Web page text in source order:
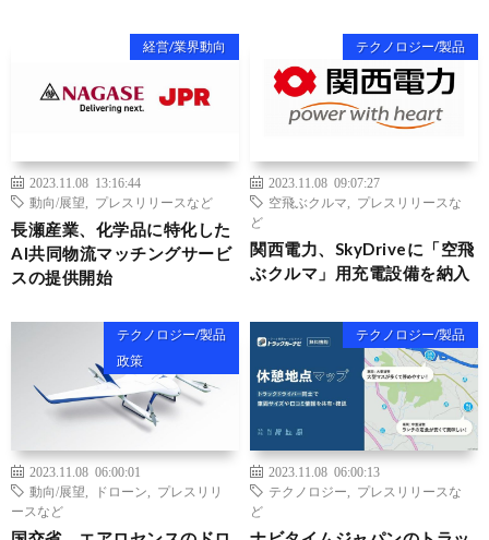
経営/業界動向
2023.11.08 13:16:44
動向/展望
プレスリリースなど
長瀬産業、化学品に特化した
AI共同物流マッチングサービ
スの提供開始
テクノロジー/製品
2023.11.08 09:07:27
空飛ぶクルマ
プレスリリースな
ど
関西電力、SkyDriveに「空飛
ぶクルマ」用充電設備を納入
テクノロジー/製品
政策
2023.11.08 06:00:01
動向/展望
ドローン
プレスリリ
ースなど
テクノロジー/製品
2023.11.08 06:00:13
テクノロジー
プレスリリースな
ど